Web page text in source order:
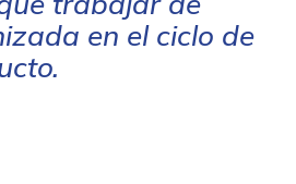
en el ciclo de